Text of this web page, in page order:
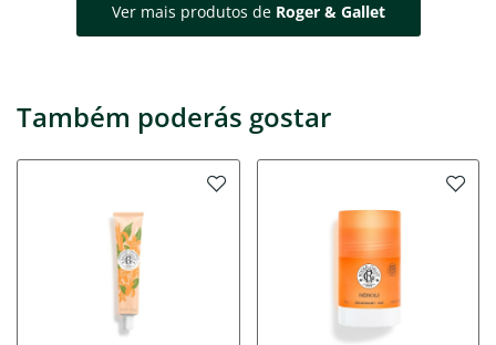
Ver mais produtos de Roger & Gallet
Também poderás gostar